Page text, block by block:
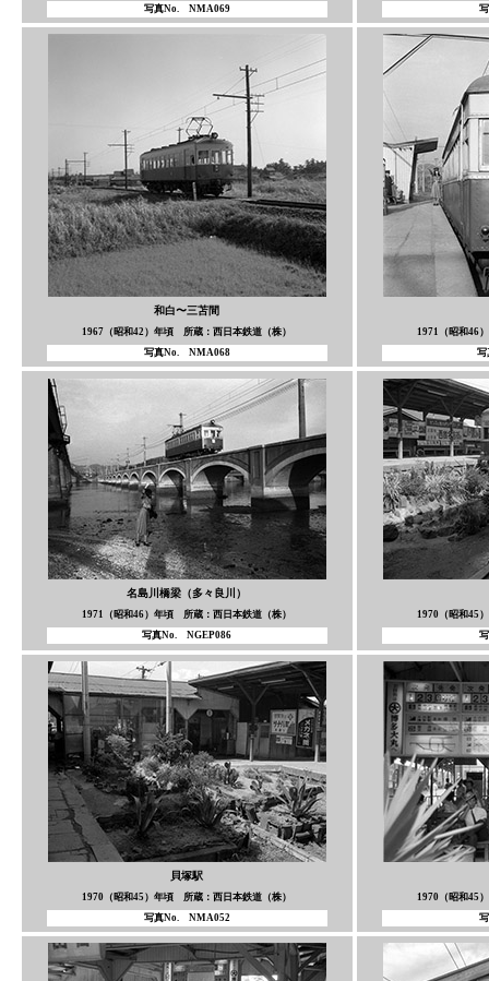
写真No. NMA069
和白〜三苫間
1967（昭和42）年頃 所蔵：西日本鉄道（株）
写真No. NMA068
1971（昭和46
名島川橋梁（多々良川）
1971（昭和46）年頃 所蔵：西日本鉄道（株）
写真No. NGEP086
1970（昭和45
貝塚駅
1970（昭和45）年頃 所蔵：西日本鉄道（株）
写真No. NMA052
1970（昭和45